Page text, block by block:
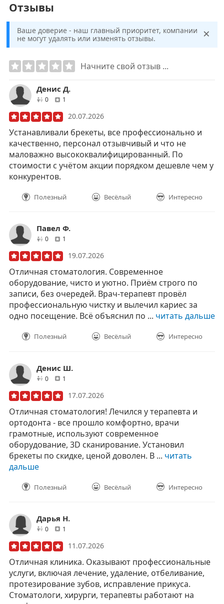
Отзывы
Ваше доверие - наш главный приоритет, компании
не могут удалять или изменять отзывы.
×
Начните свой отзыв ...
Денис Д.
0друзей1
20.07.2026
Устанавливали брекеты, все профессионально и
качественно, персонал отзывчивый и что не
маловажно высококвалифицированный. По
стоимости с учётом акции порядком дешевле чем у
конкурентов.
Полезный Весёлый Интересно
Павел Ф.
0друзей1
19.07.2026
Отличная стоматология. Современное
оборудование, чисто и уютно. Приём строго по
записи, без очередей. Врач-терапевт провёл
профессиональную чистку и вылечил кариес за
одно посещение. Всё объяснил по ... читать дальше
Полезный Весёлый Интересно
Денис Ш.
0друзей1
17.07.2026
Отличная стоматология! Лечился у терапевта и
ортодонта - все прошло комфортно, врачи
грамотные, используют современное
оборудование, 3D сканирование. Установил
брекеты по скидке, ценой доволен. В ... читать
дальше
Полезный Весёлый Интересно
Дарья Н.
0друзей1
11.07.2026
Отличная клиника. Оказывают профессиональные
услуги, включая лечение, удаление, отбеливание,
протезирование зубов, исправление прикуса.
Стоматологи, хирурги, терапевты работают на